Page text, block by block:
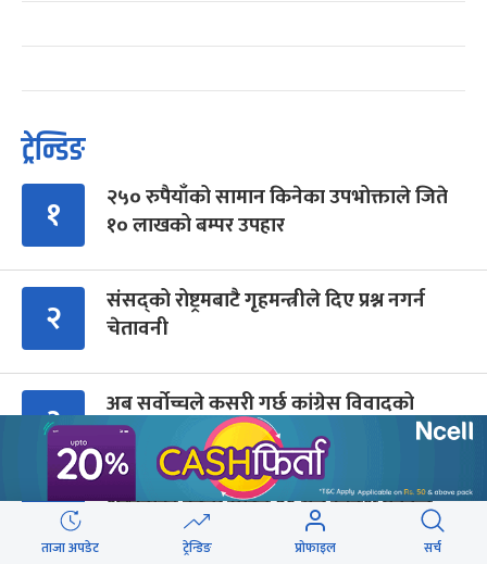
ट्रेन्डिङ
१
२५० रुपैयाँको सामान किनेका उपभोक्ताले जिते
१० लाखको बम्पर उपहार
२
संसद्को रोष्ट्रमबाटै गृहमन्त्रीले दिए प्रश्न नगर्न
चेतावनी
३
अब सर्वोच्चले कसरी गर्छ कांग्रेस विवादको
सुनुवाइ ?
४ शेरबहादुर देउवा साउन २६ गते स्वदेश फर्किने
ताजा अपडेट ट्रेन्डिङ प्रोफाइल सर्च